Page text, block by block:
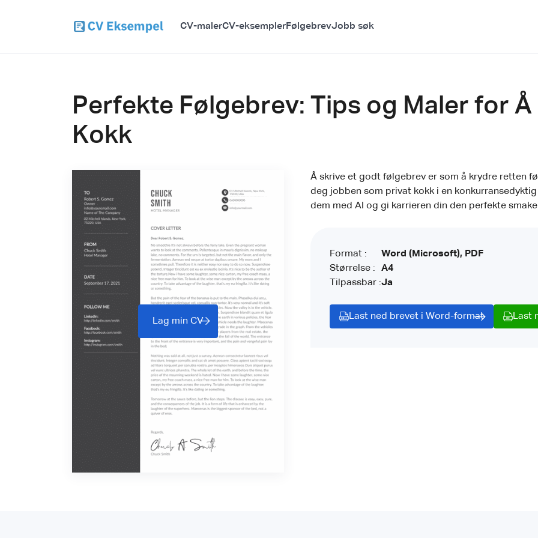
CV-malerCV-eksemplerFølgebrevJobb søk
Perfekte Følgebrev: Tips og Maler for
Kokk
Lag min CV
Å skrive et godt følgebrev er som å krydre retten
deg jobben som privat kokk i en
dem med AI og gi karrieren din den perfekte
Format :
Størrelse :
Tilpassbar :
Word (Microsoft), PDF
A4
Ja
Last ned brevet i Word-format Last